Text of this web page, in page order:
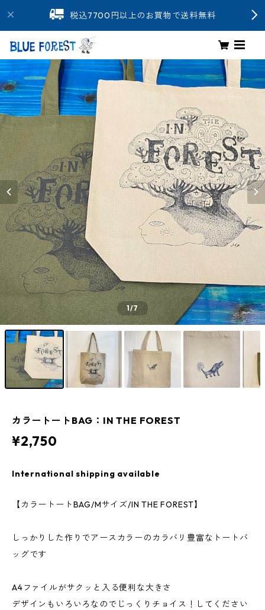
税込7700円以上のお買物で送料無料
1/7
カラートートBAG：IN THE FOREST
¥2,750
International shipping available
【カラートートBAG/Mサイズ/IN THE FOREST】
しっかりした作りでアースカラーのカラバリ豊富なトートバ
ッグです
A4ファイルがサクッと入る便利な大きさ
デザインもいろいろなのでじっくりチョイス！してください